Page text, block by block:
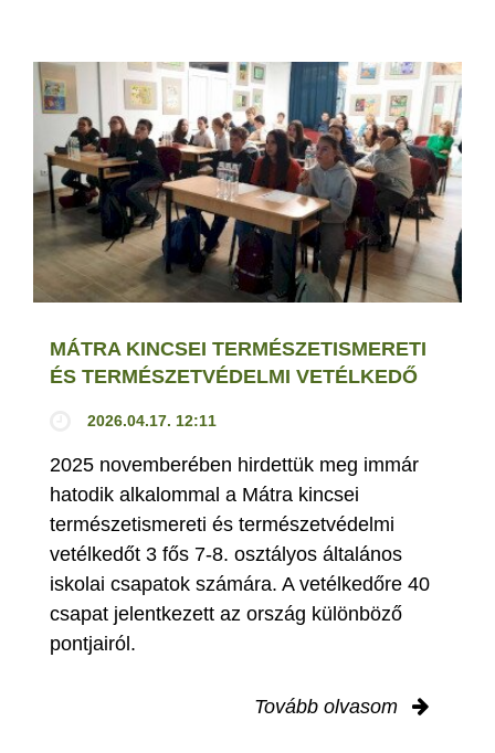
MÁTRA KINCSEI TERMÉSZETISMERETI
ÉS TERMÉSZETVÉDELMI VETÉLKEDŐ
2026.04.17. 12:11
2025 novemberében hirdettük meg immár
hatodik alkalommal a Mátra kincsei
természetismereti és természetvédelmi
vetélkedőt 3 fős 7-8. osztályos általános
iskolai csapatok számára. A vetélkedőre 40
csapat jelentkezett az ország különböző
pontjairól.
Tovább olvasom